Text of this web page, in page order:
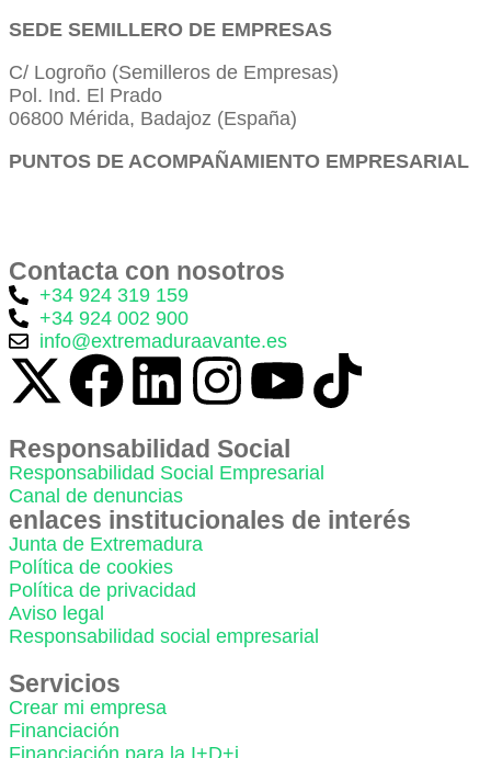
SEDE SEMILLERO DE EMPRESAS
C/ Logroño (Semilleros de Empresas)
Pol. Ind. El Prado
06800 Mérida, Badajoz (España)
PUNTOS DE ACOMPAÑAMIENTO EMPRESARIAL
Contacta con nosotros
+34 924 319 159
+34 924 002 900
info@extremaduraavante.es
Responsabilidad Social
Responsabilidad Social Empresarial
Canal de denuncias
enlaces institucionales de interés
Junta de Extremadura
Política de cookies
Política de privacidad
Aviso legal
Responsabilidad social empresarial
Servicios
Crear mi empresa
Financiación
Financiación para la I+D+i